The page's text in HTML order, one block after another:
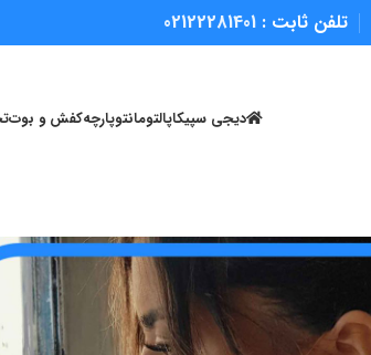
تلفن ثابت : 02122281401
دیجی سپیکاپالتومانتوپارچهکفش و بوت